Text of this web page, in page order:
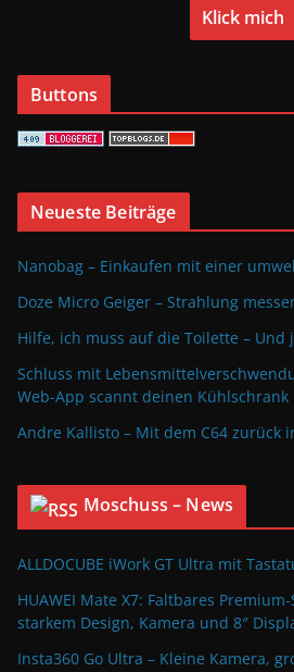
Klick mich
Buttons
Neueste Beiträge
Nanobag – Einkaufen mit einer
Doze Micro Geiger – Strahlung
Hilfe, ich muss auf die Toilette – Und
Schluss mit
Web-App scannt deinen
Andre Kallisto – Mit dem C64 zurück
Moschuss – News
ALLDOCUBE iWork GT Ultra mit
HUAWEI Mate X7: Faltbares
starkem Design, Kamera und 8″
Insta360 Go Ultra – Kleine Kamera,